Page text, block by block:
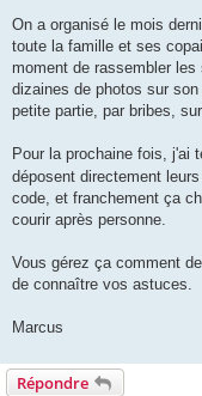
g
n
o
l
u
On a organisé le mois
toute la famille et ses
moment de rassembler
dizaines de photos sur
petite partie, par bribes,
Pour la prochaine fois, j'ai
déposent directement
code, et franchement ça
courir après personne.
Vous gérez ça comment
de connaître vos astuces.
Marcus
Répondre